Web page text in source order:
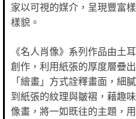
家以可視的媒介，呈現豐富
樣貌。
《名人肖像》系列作品由土
創作，利用紙張的厚度層疊
「繪畫」方式詮釋畫面，細
到紙張的紋理與皺褶，藉趣
像畫，將一如既往的主題，